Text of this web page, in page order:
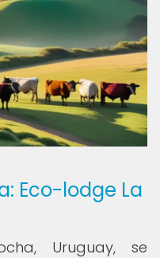
Eco-lodge La
Uruguay, se